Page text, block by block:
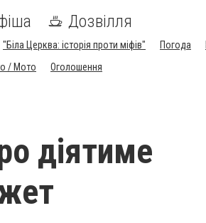
Дозвілля
"Біла Церква: історія проти міфів" Погода
/ Мото Оголошення
діятиме